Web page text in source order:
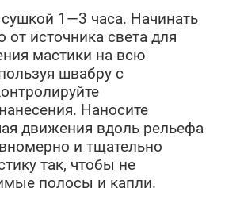
1—3 часа. Начинать
от источника света для
мастики на всю
швабру с
Наносите
движения вдоль рельефа
и тщательно
так, чтобы не
полосы и капли.